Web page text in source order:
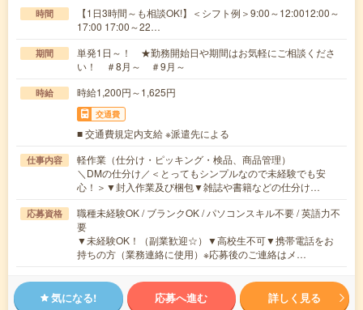
時間
【1日3時間～も相談OK!】＜シフト例＞9:00～12:0012:00～
17:00 17:00～22…
期間
単発1日～！ ★勤務開始日や期間はお気軽にご相談くださ
い！ ＃8月～ ＃9月～
時給 時給1,200円～1,625円
交通費
■ 交通費規定内支給 ※派遣先による
仕事内容
軽作業（仕分け・ピッキング・検品、商品管理）
＼DMの仕分け／＜とってもシンプルなので未経験でも安
心！＞▼封入作業及び梱包▼雑誌や書籍などの仕分け…
応募資格
職種未経験OK / ブランクOK / パソコンスキル不要 / 英語力不
要
▼未経験OK！（副業歓迎☆）▼高校生不可▼携帯電話をお
持ちの方（業務連絡に使用）※応募後のご連絡はメ…
気になる! 応募へ進む 詳しく見る